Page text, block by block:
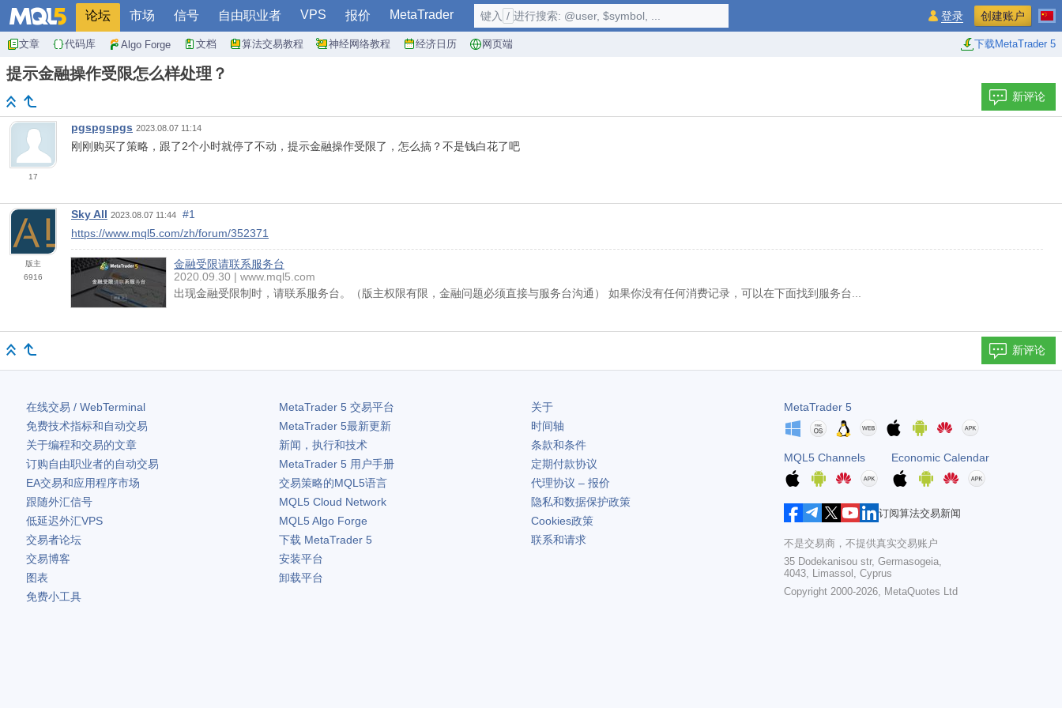
论坛 市场 信号 自由职业者 VPS 报价 MetaTrader
文章 代码库 Algo Forge 文档 算法交易教程 神经网络教程 经济日历 网页端 下载MetaTrader 5
键入 / 进行搜索: @user, $symbol, ... 登录 创建账户
提示金融操作受限怎么样处理？
新评论
17
pgspgspgs 2023.08.07 11:14
刚刚购买了策略，跟了2个小时就停了不动，提示金融操作受限了，怎么搞？不是钱白花了吧
版主
6916
Sky All 2023.08.07 11:44
#1
https://www.mql5.com/zh/forum/352371
金融受限请联系服务台
2020.09.30
www.mql5.com
出现金融受限制时，请联系服务台。（版主权限有限，金融问题必须直接与服务台沟通） 如果你没有任何消费记录，可以在下面找到服务台...
新评论
在线交易 / WebTerminal
免费技术指标和自动交易
关于编程和交易的文章
订购自由职业者的自动交易
EA交易和应用程序市场
跟随外汇信号
低延迟外汇VPS
交易者论坛
交易博客
图表
免费小工具
MetaTrader 5交易平台
MetaTrader 5最新更新
新闻，执行和技术
MetaTrader 5用户手册
交易策略的MQL5语言
MQL5 Cloud Network
MQL5 Algo Forge
下载 MetaTrader 5
安装平台
卸载平台
关于
时间轴
条款和条件
定期付款协议
代理协议 – 报价
隐私和数据保护政策
Cookies政策
联系和请求
MetaTrader 5
MQL5 Channels Economic Calendar
订阅算法交易新闻
不是交易商，不提供真实交易账户
35 Dodekanisou str, Germasogeia,
4043, Limassol, Cyprus
Copyright 2000-2026, MetaQuotes Ltd